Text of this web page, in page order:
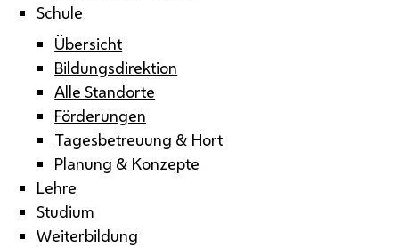
Schule
Übersicht
Bildungsdirektion
Alle Standorte
Förderungen
Tagesbetreuung & Hort
Planung & Konzepte
Lehre
Studium
Weiterbildung